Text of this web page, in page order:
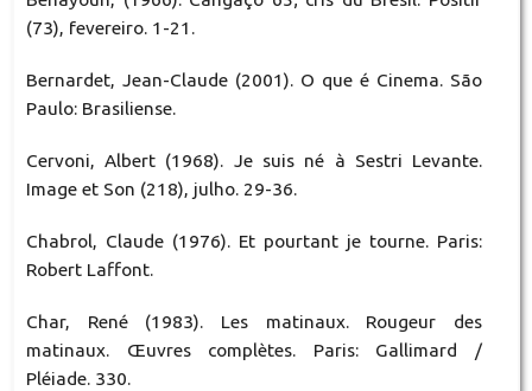
(73), fevereiro. 1-21.
Bernardet, Jean-Claude (2001). O que é Cinema. São
Paulo: Brasiliense.
Cervoni, Albert (1968). Je suis né à Sestri Levante.
Image et Son (218), julho. 29-36.
Chabrol, Claude (1976). Et pourtant je tourne. Paris:
Robert Laffont.
Char, René (1983). Les matinaux. Rougeur des
matinaux. Œuvres complètes. Paris: Gallimard /
Pléiade. 330.